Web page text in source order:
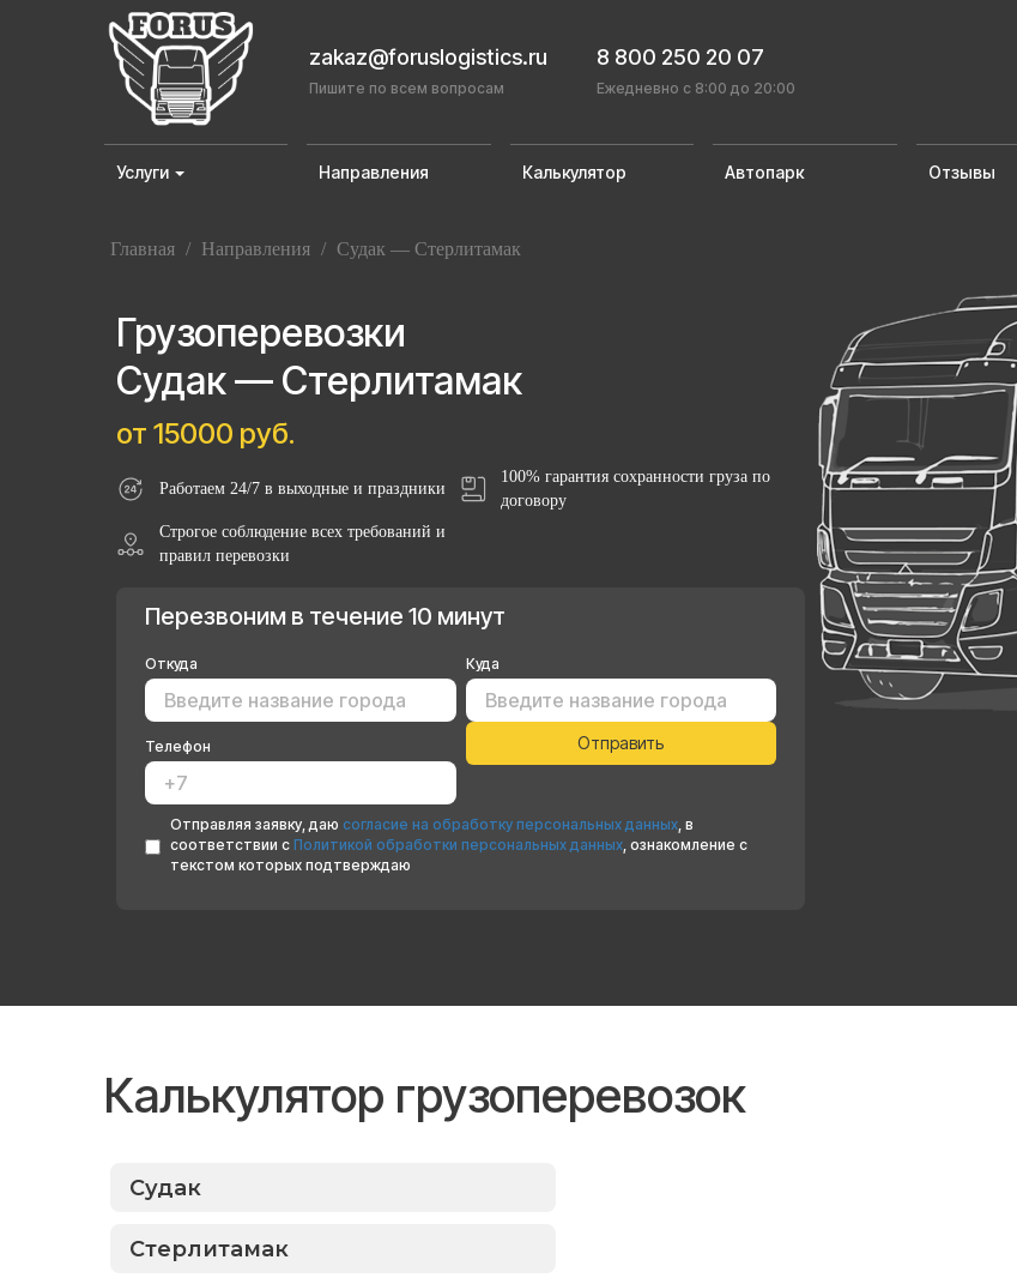
zakaz@foruslogistics.ru
Пишите по всем вопросам
8 800 250 20 07
Ежедневно с 8:00 до 20:00
Услуги Направления Калькулятор Автопарк Отзывы
Главная / Направления / Судак — Стерлитамак
Грузоперевозки
Судак — Стерлитамак
от 15000 руб.
Работаем 24/7 в выходные и праздники
100% гарантия сохранности груза по
договору
Строгое соблюдение всех требований и
правил перевозки
Перезвоним в течение 10 минут
Откуда Куда
Телефон
Отправляя заявку, даю согласие на обработку персональных данных, в
соответствии с Политикой обработки персональных данных, ознакомление с
текстом которых подтверждаю
Калькулятор грузоперевозок